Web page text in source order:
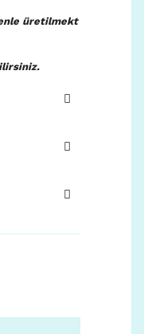
üretilmekt